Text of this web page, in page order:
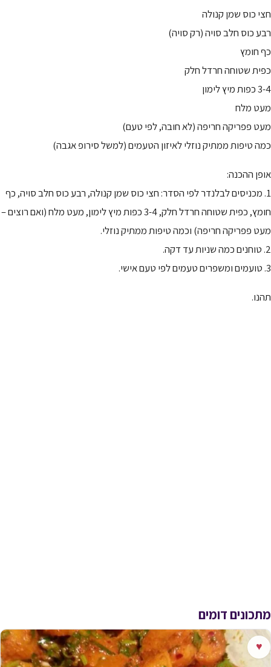
חצי כוס שמן קנולה
רבע כוס חלב סויה (רק סויה)
כף חומץ
כפית שטוחה חרדל חלק
3-4 כפות מיץ לימון
מעט מלח
מעט פפריקה חריפה (לא חובה, לפי טעם)
כמה טיפות ממתיק נוזלי לאיזון הטעמים (למשל סירופ אגבה)
אופן ההכנה:
1. מכניסים לבלנדר לפי הסדר: חצי כוס שמן קנולה, רבע כוס חלב סויה, כף
חומץ, כפית שטוחה חרדל חלק, 3-4 כפות מיץ לימון, מעט מלח (ואם רוצים –
מעט פפריקה חריפה) וכמה טיפות ממתיק נוזלי.
2. טוחנים כמה שניות עד דקה.
3. טועמים ומשפרים טעמים לפי טעם אישי.
תהנו.
מתכונים דומים
♥